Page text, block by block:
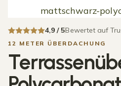
4,9 / 5Bewertet auf
12 METER ÜBERDACHUNG